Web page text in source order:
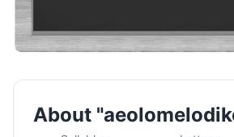
About